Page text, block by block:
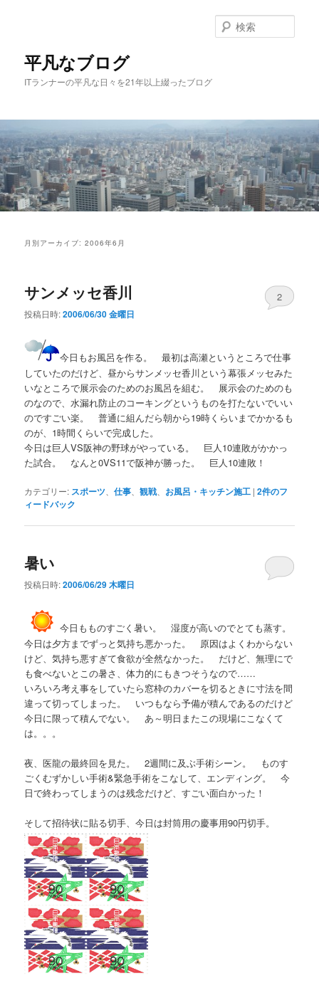
移
動
動
平凡なブログ
ITランナーの平凡な日々を21年以上綴ったブログ
索
月別アーカイブ:2006年6月
サンメッセ香川
投稿日時:2006/06/30 金曜日
2
今日もお風呂を作る。 最初は高瀬というところで仕事
していたのだけど、昼からサンメッセ香川という幕張メッセみた
いなところで展示会のためのお風呂を組む。 展示会のためのも
のなので、水漏れ防止のコーキングというものを打たないでいい
のですごい楽。 普通に組んだら朝から19時くらいまでかかるも
のが、1時間くらいで完成した。
今日は巨人VS阪神の野球がやっている。 巨人10連敗がかかっ
た試合。 なんと0VS11で阪神が勝った。 巨人10連敗！
カテゴリー: スポーツ 、仕事 、観戦 お風呂・キッチン施工 |2件のフ
ィードバック
暑い
投稿日時:2006/06/29 木曜日
今日もものすごく暑い。 湿度が高いのでとても蒸す。
今日は夕方までずっと気持ち悪かった。 原因はよくわからない
けど、気持ち悪すぎて食欲が全然なかった。 だけど、無理にで
も食べないとこの暑さ、体力的にもきつそうなので……
いろいろ考え事をしていたら窓枠のカバーを切るときに寸法を間
違って切ってしまった。 いつもなら予備が積んであるのだけど
今日に限って積んでない。 あ～明日またこの現場にこなくて
は。。。
夜、医龍の最終回を見た。 2週間に及ぶ手術シーン。 ものす
ごくむずかしい手術&緊急手術をこなして、エンディング。 今
日で終わってしまうのは残念だけど、すごい面白かった！
そして招待状に貼る切手、今日は封筒用の慶事用90円切手。